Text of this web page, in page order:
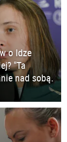
o Idze
"Ta
nad sobą.